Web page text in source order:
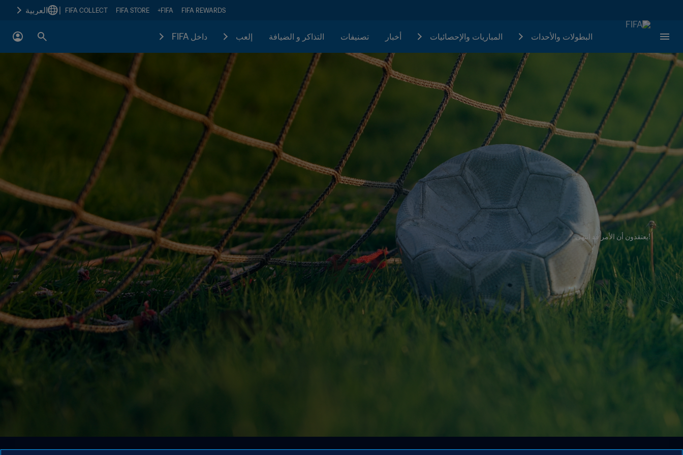
FIFA REWARDS
FIFA+
FIFA STORE
FIFA COLLECT العربية
البطولات والأحدات المباريات والإحصائيات أخبار تصنيفات التذاكر و الضيافة إلعب داخل FIFA
!يعتقدون أن الأمر قد انتهى